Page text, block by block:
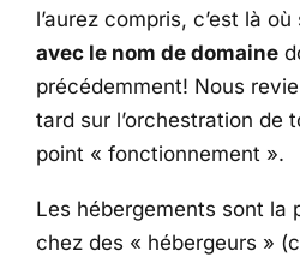
l’aurez compris, c’est là
avec le nom de domaine
précédemment! Nous
tard sur l’orchestration de
point « fonctionnement ».
Les hébergements sont la
chez des « hébergeurs »